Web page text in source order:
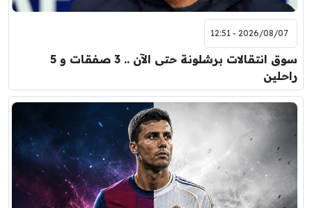
2026/08/07 - 12:51
سوق انتقالات برشلونة حتى الآن .. 3 صفقات و 5
راحلين